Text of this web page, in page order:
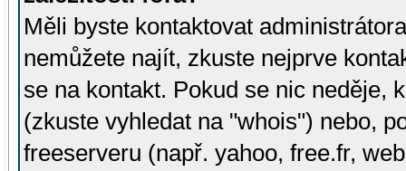
Měli byste kontaktovat
nemůžete najít, zkuste nejprve
se na kontakt. Pokud se nic neděje,
(zkuste vyhledat na "whois") nebo,
freeserveru (např. yahoo, free.fr,